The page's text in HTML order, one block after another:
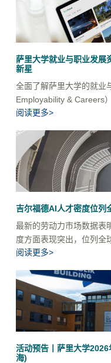
萨里大学就业与职业发展
新星
全面了解萨里大学的就业
Employability & Careers
阅读更多>
吉尔福德AI人才密度位列
最新的劳动力市场数据表
度方面表现突出，位列全
阅读更多>
活动预告丨萨里大学
海)